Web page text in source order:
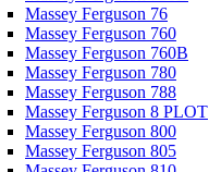
Massey Ferguson 76
Massey Ferguson 760
Massey Ferguson 760B
Massey Ferguson 780
Massey Ferguson 788
Massey Ferguson 8 PLOT
Massey Ferguson 800
Massey Ferguson 805